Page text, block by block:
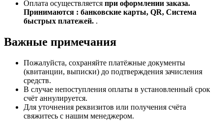
Оплата осуществляется при оформлении заказа.
Принимаются : банковские карты, QR, Система
быстрых платежей. .
Важные примечания
Пожалуйста, сохраняйте платёжные документы
(квитанции, выписки) до подтверждения зачисления
средств.
В случае непоступления оплаты в установленный срок
счёт аннулируется.
Для уточнения реквизитов или получения счёта
свяжитесь с нашим менеджером.